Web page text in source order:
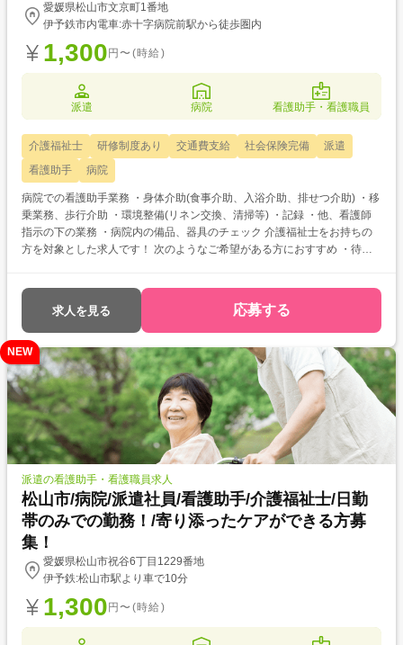
愛媛県松山市文京町1番地
伊予鉄市内電車:赤十字病院前駅から徒歩圏内
1,300 円〜(時給)
派遣 病院 看護助手・看護職員
介護福祉士 研修制度あり 交通費支給 社会保険完備
派遣
看護助手
病院
病院での看護助手業務 ・身体介助(食事介助、入浴介助、排せつ介助) ・移
乗業務、歩行介助 ・環境整備(リネン交換、清掃等) ・記録 ・他、看護師
指示の下の業務 ・病院内の備品、器具のチェック 介護福祉士をお持ちの
方を対象とした求人です！ 次のようなご希望がある方におすすめ ・待遇
求人を見る 応募する
NEW
派遣の看護助手・看護職員求人
松山市/病院/派遣社員/看護助手/介護福祉士/日勤
帯のみでの勤務！/寄り添ったケアができる方募
集！
愛媛県松山市祝谷6丁目1229番地
伊予鉄:松山市駅より車で10分
1,300 円〜(時給)